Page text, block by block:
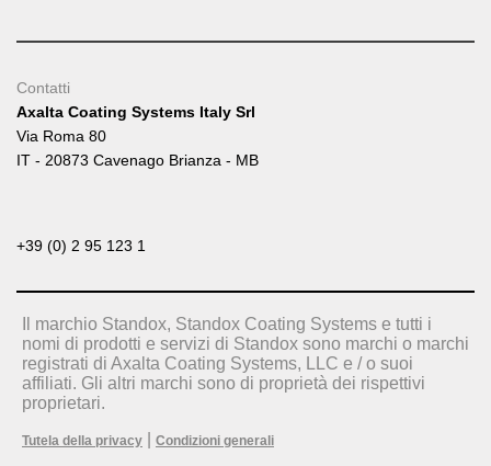
Contatti
Axalta Coating Systems Italy Srl
Via Roma 80
IT - 20873 Cavenago Brianza - MB
+39 (0) 2 95 123 1
Il marchio Standox, Standox Coating Systems e tutti i
nomi di prodotti e servizi di Standox sono marchi o marchi
registrati di Axalta Coating Systems, LLC e / o suoi
affiliati. Gli altri marchi sono di proprietà dei rispettivi
proprietari.
Tutela della privacy Condizioni generali